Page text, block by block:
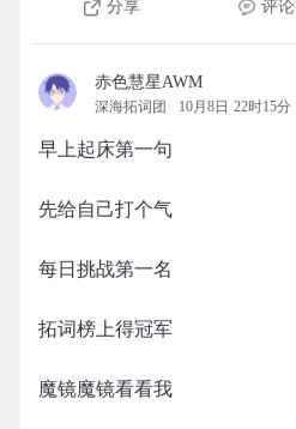
分享 评论
赤色慧星AWM
深海拓词团 10月8日 22时15分
早上起床第一句
先给自己打个气
每日挑战第一名
拓词榜上得冠军
魔镜魔镜看看我